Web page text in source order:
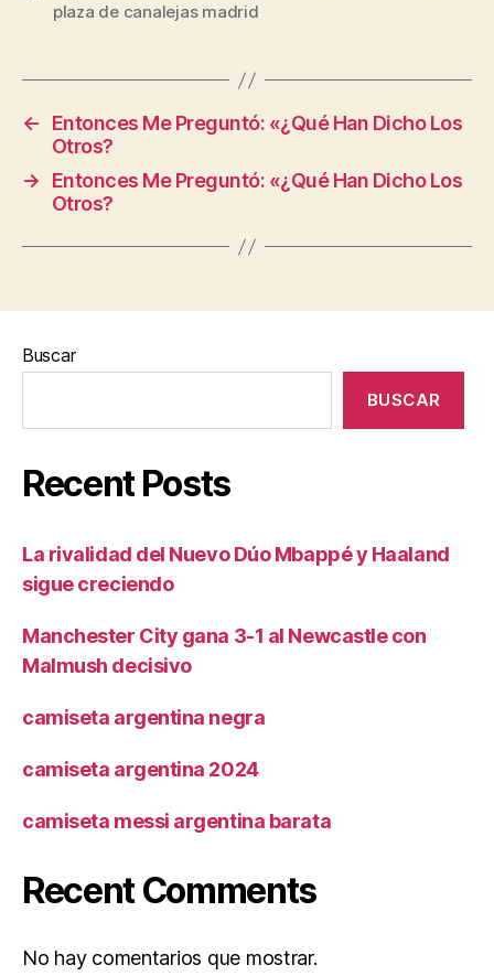
plaza de canalejas madrid
←
Entonces Me Preguntó: «¿Qué Han Dicho Los
Otros?
→
Entonces Me Preguntó: «¿Qué Han Dicho Los
Otros?
Buscar
BUSCAR
Recent Posts
La rivalidad del Nuevo Dúo Mbappé y Haaland
sigue creciendo
Manchester City gana 3-1 al Newcastle con
Malmush decisivo
camiseta argentina negra
camiseta argentina 2024
camiseta messi argentina barata
Recent Comments
No hay comentarios que mostrar.